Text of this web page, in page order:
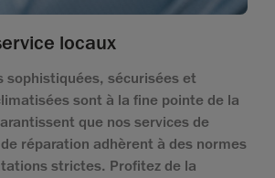
locaux
sophistiquées, sécurisées et
sont à la fine pointe de la
que nos services de
réparation adhèrent à des normes
strictes. Profitez de la